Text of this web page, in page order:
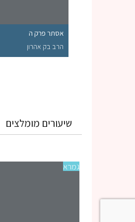
אסתר פרק ה
הרב בק אהרון
שיעורים מומלצים
גמרא